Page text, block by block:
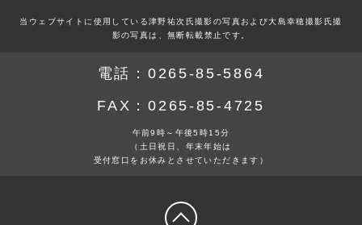
当ウェブサイトに使用している津野祐次氏撮影の写真および大島幸穂撮影氏撮
影の写真は、無断転載禁止です。
電話： 0265-85-5864
FAX：0265-85-4725
午前9時～午後5時15分
（土日祝日、年末年始は
受付窓口をお休みとさせていただきます）